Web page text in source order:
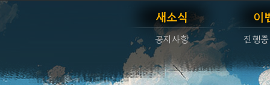
새소식
공지사항
이
진행